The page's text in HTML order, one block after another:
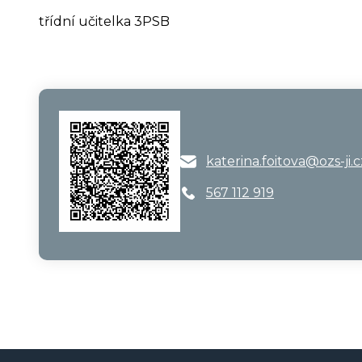
třídní učitelka 3PSB
katerina.foitova@ozs-
567 112 919